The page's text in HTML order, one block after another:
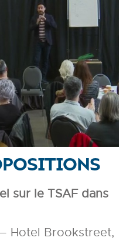
sur le TSAF dans
Hotel Brookstreet,